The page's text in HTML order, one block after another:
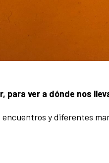
para ver a dónde nos
y diferentes